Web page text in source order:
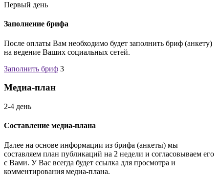
Первый день
Заполнение брифа
После оплаты Вам необходимо будет заполнить бриф (анкету)
на ведение Ваших социальных сетей.
Заполнить бриф 3
Медиа-план
2-4 день
Составление медиа-плана
Далее на основе информации из брифа (анкеты) мы
составляем план публикаций на 2 недели и согласовываем его
с Вами. У Вас всегда будет ссылка для просмотра и
комментирования медиа-плана.